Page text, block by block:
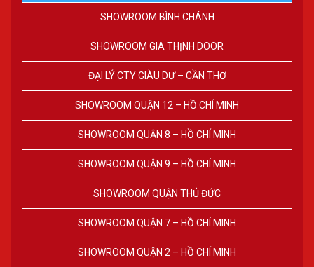
SHOWROOM BÌNH CHÁNH
SHOWROOM GIA THỊNH DOOR
ĐẠI LÝ CTY GIÀU DƯ – CẦN THƠ
SHOWROOM QUẬN 12 – HỒ CHÍ MINH
SHOWROOM QUẬN 8 – HỒ CHÍ MINH
SHOWROOM QUẬN 9 – HỒ CHÍ MINH
SHOWROOM QUẬN THỦ ĐỨC
SHOWROOM QUẬN 7 – HỒ CHÍ MINH
SHOWROOM QUẬN 2 – HỒ CHÍ MINH